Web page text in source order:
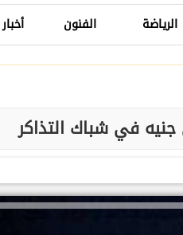
الرياضة الفنون